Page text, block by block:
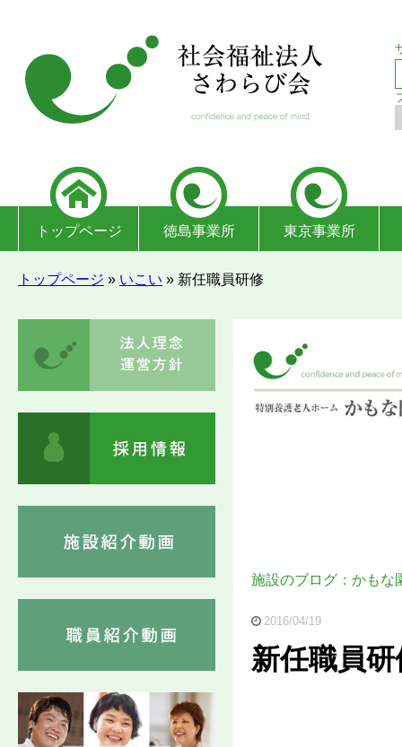
トップページ 徳島事業所 東京事業所
トップページ » いこい » 新任職員研修
施設のブログ：かもな
2016/04/19
新任職員研